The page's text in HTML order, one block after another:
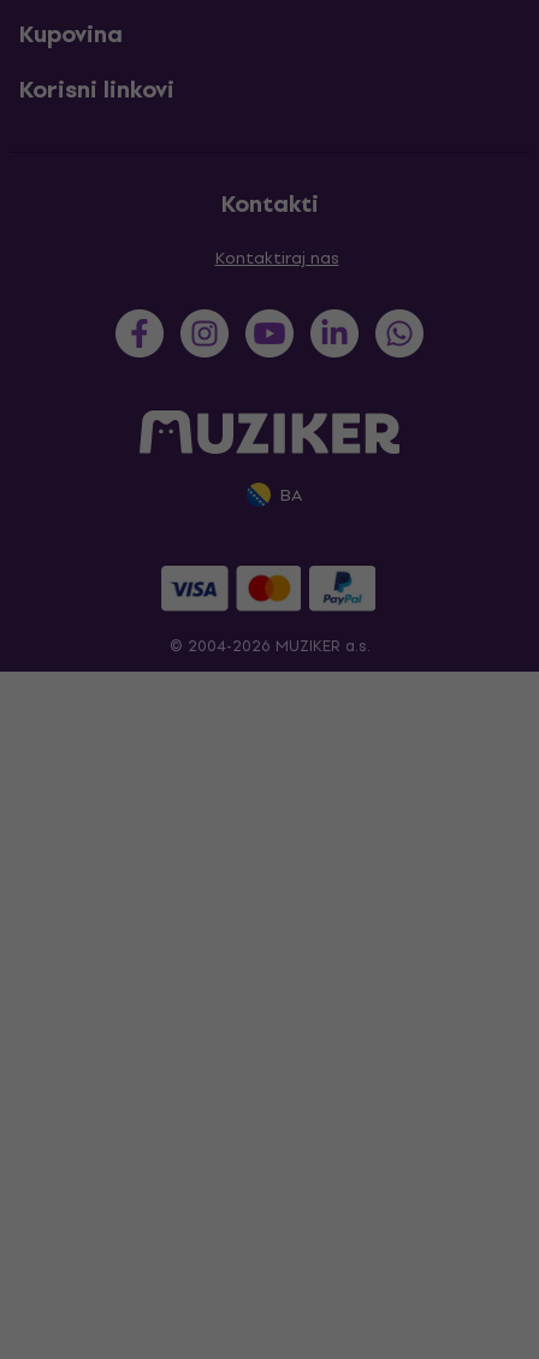
Kupovina
Korisni linkovi
Kontakti
Kontaktiraj nas
BA
© 2004-2026 MUZIKER a.s.